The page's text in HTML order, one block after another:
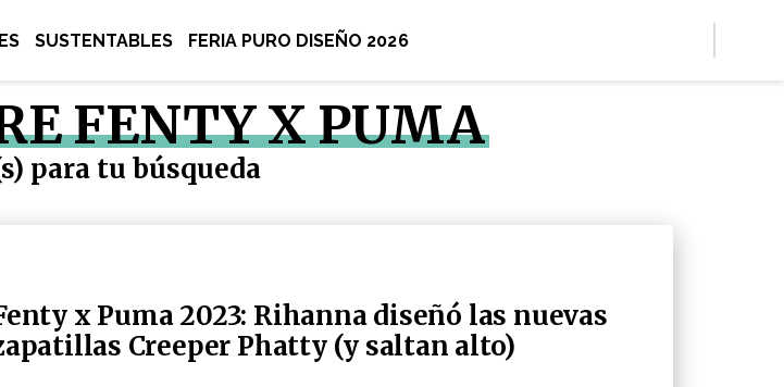
SUSTENTABLES FERIA PURO DISEÑO 2026
FENTY X PUMA
para tu búsqueda
x Puma 2023: Rihanna diseñó las nuevas
Creeper Phatty (y saltan alto)